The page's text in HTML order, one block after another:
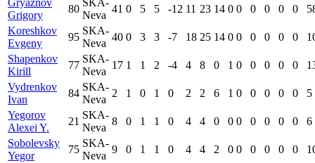
Gryaznov
Grigory
80
SKA-
Neva
41 0 5 5 -12 11 23 14 0 0 0 0 0 0
Koreshkov
Evgeny
95
SKA-
Neva
40 0 3 3 -7 18 25 14 0 0 0 0 0 0
Shapenkov
Kirill
77
SKA-
Neva
17 1 1 2 -4 4 8 0 1 0 0 0 0 0
Vydrenkov
Ivan
84
SKA-
Neva
2 1 0 1 0 2 2 6 1 0 0 0 0 0
5
Yegorov
Alexei Y.
21
SKA-
Neva
8 0 1 1 0 4 4 0 0 0 0 0 0 0
6
Sobolevsky
Yegor
75
SKA-
Neva
9 0 1 1 0 4 4 2 0 0 0 0 0 0